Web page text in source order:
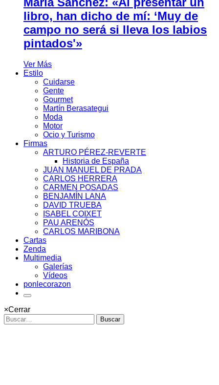
libro, han dicho de mí: ‘Muy de
campo no será si lleva los labios
pintados'»
Ver Más
Estilo
Cuidarse
Gente
Gourmet
Martín Berasategui
Moda
Motor
Ocio y Turismo
Firmas
ARTURO PÉREZ-REVERTE
Historia de España
JUAN MANUEL DE PRADA
CARLOS HERRERA
CARMEN POSADAS
BENJAMÍN LANA
DAVID TRUEBA
ISABEL COIXET
PAU ARENÓS
CARLOS MARIBONA
Cartas
Zenda
Multimedia
Galerías
Vídeos
ponlecorazon
×Cerrar
Buscar